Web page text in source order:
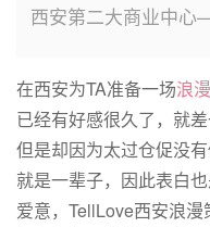
西安第二大商业中
在西安为TA准备一场浪漫
已经有好感很久了，就
但是却因为太过仓促没
就是一辈子，因此表白
爱意，TellLove西安浪